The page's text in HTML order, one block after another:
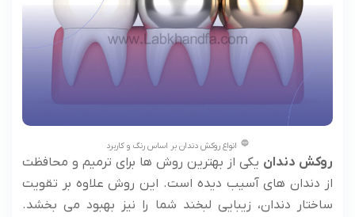
انواع روکش دندان بر اساس رنگ و کاربرد
روکش دندان یکی از بهترین روش ها برای ترمیم و محافظت
از دندان های آسیب دیده است. این روش علاوه بر تقویت
ساختار دندان، زیبایی لبخند شما را نیز بهبود می بخشد.